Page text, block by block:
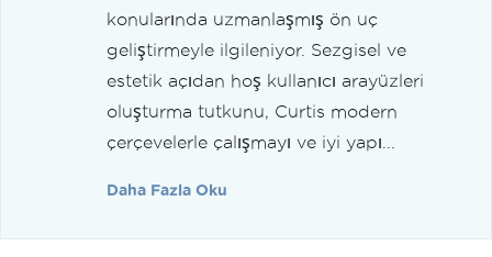
konularında uzmanlaşmış ön uç
geliştirmeyle ilgileniyor. Sezgisel ve
estetik açıdan hoş kullanıcı arayüzleri
oluşturma tutkunu, Curtis modern
çerçevelerle çalışmayı ve iyi yapı...
Daha Fazla Oku